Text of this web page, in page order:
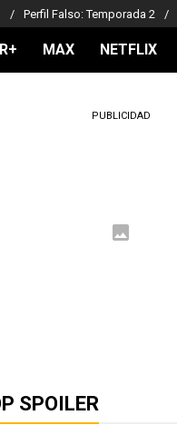
Perfil Falso: Temporada 2
MAX NETFLIX
PUBLICIDAD
SPOILER